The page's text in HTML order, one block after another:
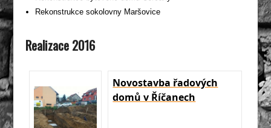
Rekonstrukce sokolovny Maršovice
Realizace 2016
Novostavba řadových
domů v Říčanech